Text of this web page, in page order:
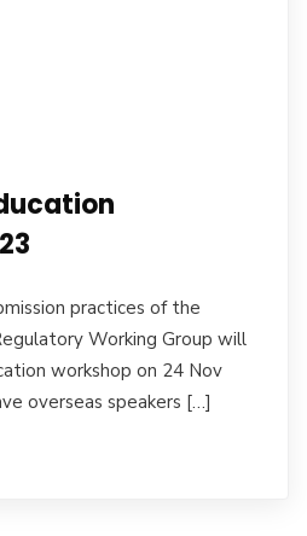
practices of the
Working Group will
workshop on 24 Nov
overseas speakers […]